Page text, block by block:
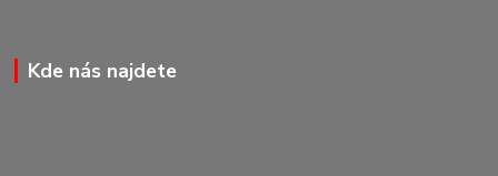
Kde nás najdete